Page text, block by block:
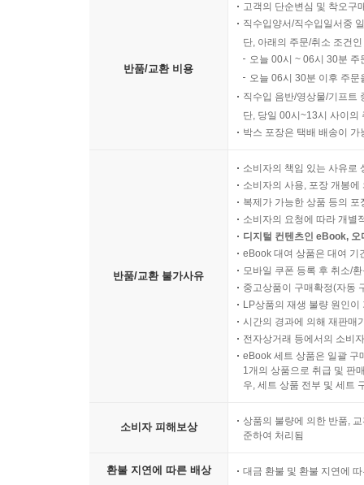
반품/교환 비용
고객의 단순변심 및 착오구
직수입양서/직수입일서중
단, 아래의 주문/취소 조건
오늘 00시 ~ 06시 30분
오늘 06시 30분 이후 주
직수입 음반/영상물/기프트
단, 당일 00시~13시 사이의
박스 포장은 택배 배송이
반품/교환 불가사유
소비자의 책임 있는 사유로
소비자의 사용, 포장 개봉
복제가 가능한 상품 등의
소비자의 요청에 따라 개별
디지털 컨텐츠인 eBook,
eBook 대여 상품은 대여 기
모바일 쿠폰 등록 후 취소/
중고상품이 구매확정(자동
LP상품의 재생 불량 원인
시간의 경과에 의해 재판매
전자상거래 등에서의 소비
eBook 세트 상품은 일괄 구
1개의 상품으로 취급 및 판
우, 세트 상품 전부 및 세트
소비자 피해보상
상품의 불량에 의한 반품,
준하여 처리됨
환불 지연에 따른 배상 대금 환불 및 환불 지연에